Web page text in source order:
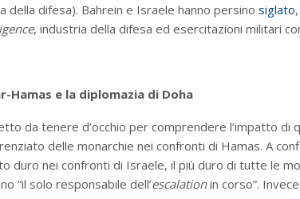
della difesa). Bahrein e Israele hanno persino siglato
, industria della difesa ed esercitazioni militari
Hamas e la diplomazia di Doha
da tenere d’occhio per comprendere l’impatto di
delle monarchie nei confronti di Hamas. A
duro nei confronti di Israele, il più duro di tutte le
“il solo responsabile dell’escalationin corso”.